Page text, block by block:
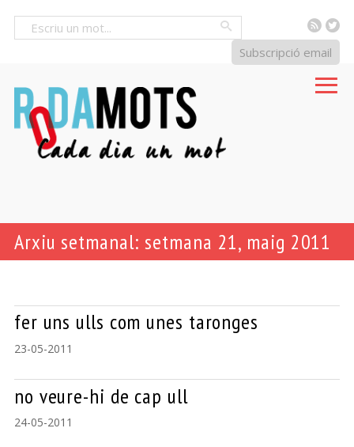
RSS
Subscripció email
Arxiu setmanal: setmana 21, maig 2011
fer uns ulls com unes taronges
23-05-2011
no veure-hi de cap ull
24-05-2011